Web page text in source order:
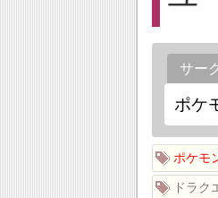
サー
ポケモ
ドラク